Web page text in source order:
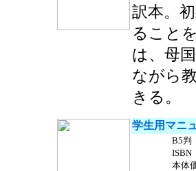
訳本。
ること
は、母
ながら
きる。
学生用マニ
B5判
ISBN
本体